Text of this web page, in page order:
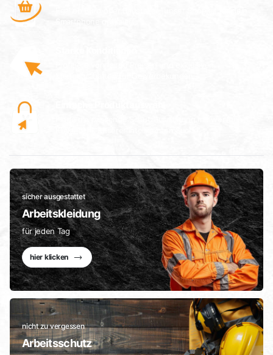
sicher ausgestattet
Arbeitskleidung
für jeden Tag
hier klicken
nicht zu vergessen
Arbeitsschutz